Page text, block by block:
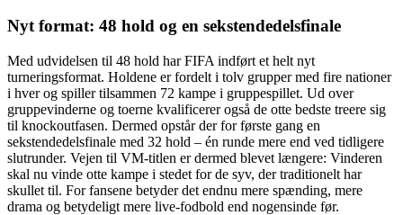
Nyt format: 48 hold og en sekstendedelsfinale
Med udvidelsen til 48 hold har FIFA indført et helt nyt
turneringsformat. Holdene er fordelt i tolv grupper med fire nationer
i hver og spiller tilsammen 72 kampe i gruppespillet. Ud over
gruppevinderne og toerne kvalificerer også de otte bedste treere sig
til knockoutfasen. Dermed opstår der for første gang en
sekstendedelsfinale med 32 hold – én runde mere end ved tidligere
slutrunder. Vejen til VM-titlen er dermed blevet længere: Vinderen
skal nu vinde otte kampe i stedet for de syv, der traditionelt har
skullet til. For fansene betyder det endnu mere spænding, mere
drama og betydeligt mere live-fodbold end nogensinde før.